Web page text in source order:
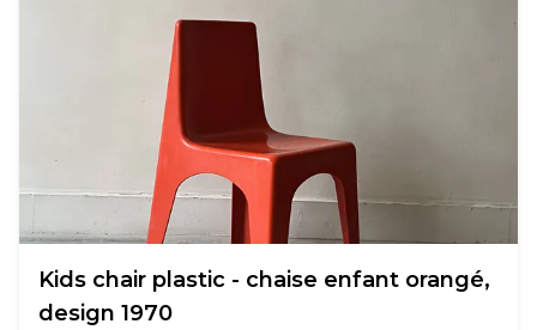
Kids chair plastic - chaise enfant orangé,
design 1970